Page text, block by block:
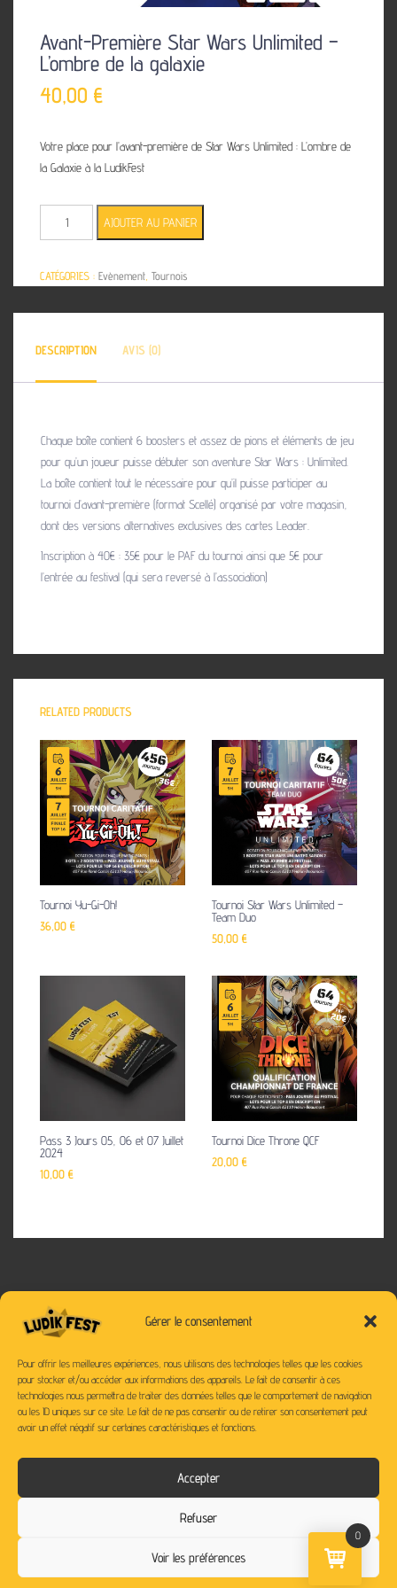
Gérer le consentement
Pour offrir les meilleures expériences, nous utilisons des technologies telles que les cookies
pour stocker et/ou accéder aux informations des appareils. Le fait de consentir à ces
technologies nous permettra de traiter des données telles que le comportement de navigation
ou les ID uniques sur ce site. Le fait de ne pas consentir ou de retirer son consentement peut
avoir un effet négatif sur certaines caractéristiques et fonctions.
Accepter
Refuser
Voir les préférences
Avant-Première Star Wars Unlimited –
L’ombre de la galaxie
40,00 €
Votre place pour l’avant-première de Star Wars Unlimited : L’ombre de
la Galaxie à la LudikFest
Première
L'ombre
galaxie
AJOUTER AU PANIER
CATÉGORIES : Evènement Tournois
DESCRIPTION AVIS (0)
Chaque boîte contient 6 boosters et assez de pions et éléments de jeu
pour qu’un joueur puisse débuter son aventure Star Wars : Unlimited.
La boîte contient tout le nécessaire pour qu’il puisse participer au
tournoi d’avant-première (format Scellé) organisé par votre magasin,
dont des versions alternatives exclusives des cartes Leader.
Inscription à 40€ : 35€ pour le PAF du tournoi ainsi que 5€ pour
l’entrée au festival (qui sera reversé à l’association)
RELATED PRODUCTS
Tournoi Yu-Gi-Oh!
36,00 €
Tournoi Star Wars Unlimited –
Team Duo
50,00 €
Pass 3 Jours 05, 06 et 07 Juillet
2024
10,00 €
Tournoi Dice Throne QCF
20,00 €
0